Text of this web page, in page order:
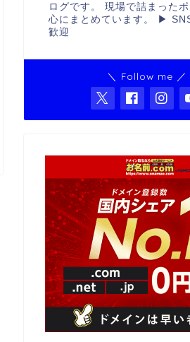
ログです。 現場で詰まった
心にまとめています。 ▶
歓迎
＼ Follow me ／